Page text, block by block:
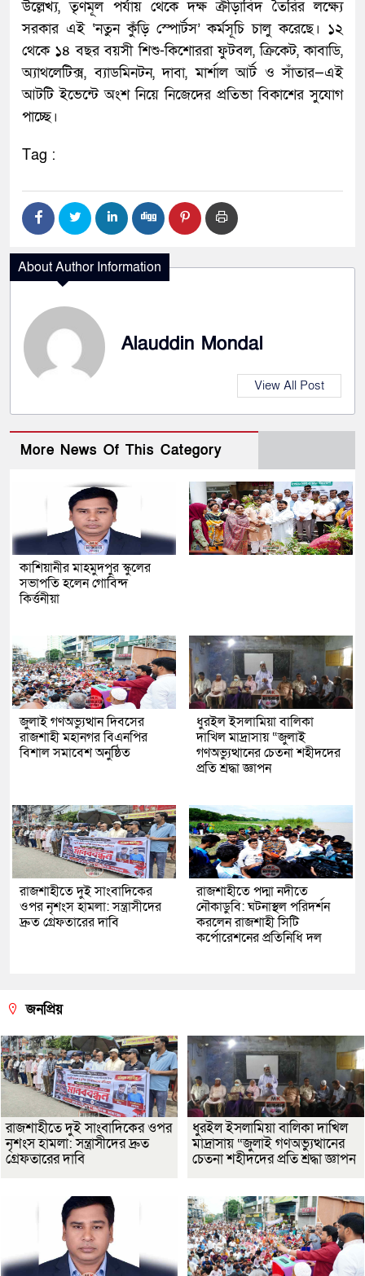
​উল্লেখ্য, তৃণমূল পর্যায় থেকে দক্ষ ক্রীড়াবিদ তৈরির লক্ষ্যে
সরকার এই ‘নতুন কুঁড়ি স্পোর্টস’ কর্মসূচি চালু করেছে। ১২
থেকে ১৪ বছর বয়সী শিশু-কিশোররা ফুটবল, ক্রিকেট, কাবাডি,
অ্যাথলেটিক্স, ব্যাডমিনটন, দাবা, মার্শাল আর্ট ও সাঁতার—এই
আটটি ইভেন্টে অংশ নিয়ে নিজেদের প্রতিভা বিকাশের সুযোগ
পাচ্ছে।
Tag :
About Author Information
Alauddin Mondal
View All Post
More News Of This Category
কাশিয়ানীর মাহমুদপুর স্কুলের
সভাপতি হলেন গোবিন্দ
কির্ত্তনীয়া
জুলাই গণঅভ্যুত্থান দিবসের
রাজশাহী মহানগর বিএনপির
বিশাল সমাবেশ অনুষ্ঠিত
ধুরইল ইসলামিয়া বালিকা
দাখিল মাদ্রাসায় “জুলাই
গণঅভ্যুত্থানের চেতনা শহীদদের
প্রতি শ্রদ্ধা জ্ঞাপন
রাজশাহীতে দুই সাংবাদিকের
ওপর নৃশংস হামলা: সন্ত্রাসীদের
দ্রুত গ্রেফতারের দাবি
রাজশাহীতে পদ্মা নদীতে
নৌকাডুবি: ঘটনাস্থল পরিদর্শন
করলেন রাজশাহী সিটি
কর্পোরেশনের প্রতিনিধি দল
জনপ্রিয়
রাজশাহীতে দুই সাংবাদিকের ওপর
নৃশংস হামলা: সন্ত্রাসীদের দ্রুত
গ্রেফতারের দাবি
ধুরইল ইসলামিয়া বালিকা দাখিল
মাদ্রাসায় “জুলাই গণঅভ্যুত্থানের
চেতনা শহীদদের প্রতি শ্রদ্ধা জ্ঞাপন